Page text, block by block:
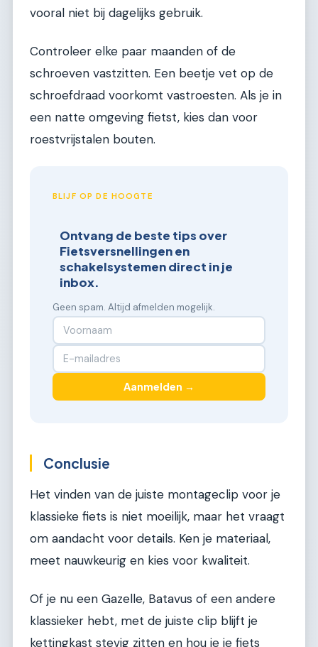
vooral niet bij dagelijks gebruik.
Controleer elke paar maanden of de
schroeven vastzitten. Een beetje vet op de
schroefdraad voorkomt vastroesten. Als je in
een natte omgeving fietst, kies dan voor
roestvrijstalen bouten.
BLIJF OP DE HOOGTE
Ontvang de beste tips over
Fietsversnellingen en
schakelsystemen direct in je
inbox.
Geen spam. Altijd afmelden mogelijk.
Aanmelden →
Conclusie
Het vinden van de juiste montageclip voor je
klassieke fiets is niet moeilijk, maar het vraagt
om aandacht voor details. Ken je materiaal,
meet nauwkeurig en kies voor kwaliteit.
Of je nu een Gazelle, Batavus of een andere
klassieker hebt, met de juiste clip blijft je
kettingkast stevig zitten en hou je je fiets